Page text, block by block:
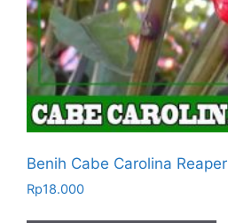
Benih Cabe Carolina Reaper
Rp18.000